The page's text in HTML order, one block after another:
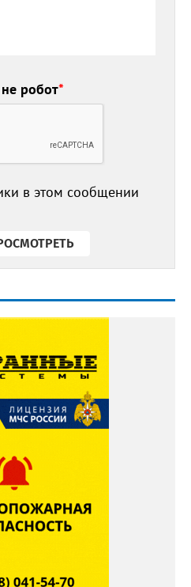
робот*
в этом сообщении